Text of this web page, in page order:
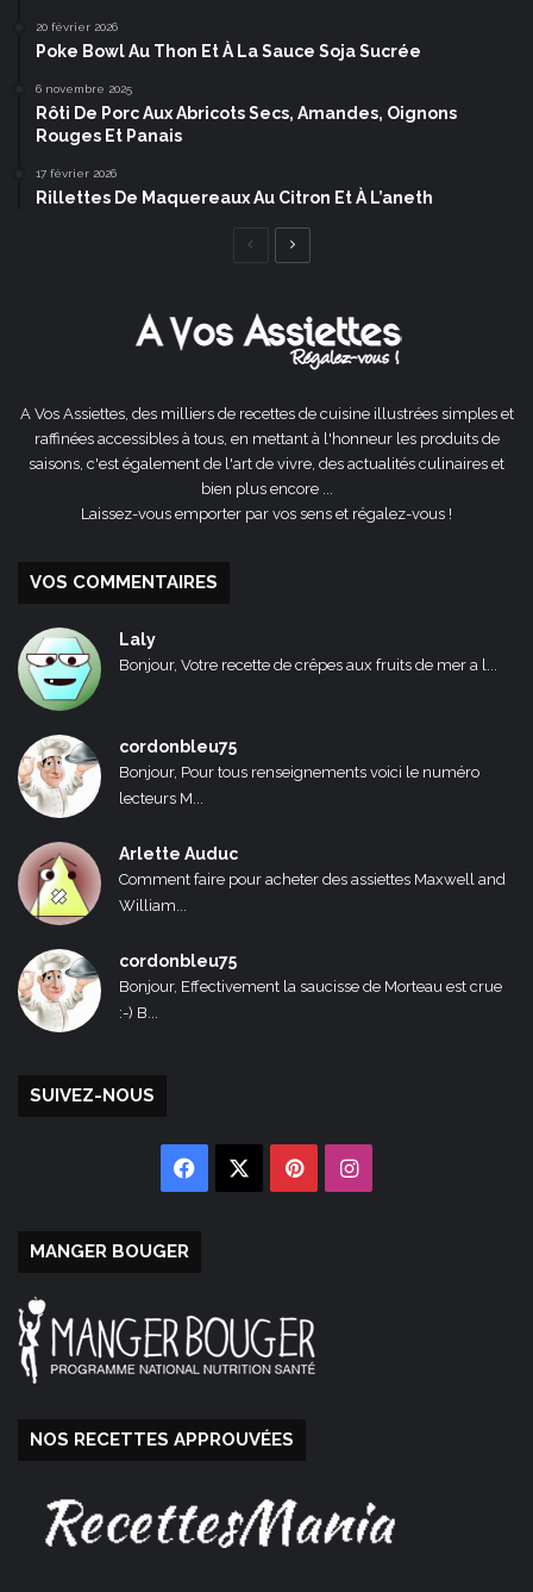
20 février 2026
Poke Bowl Au Thon Et À La Sauce Soja Sucrée
6 novembre 2025
Rôti De Porc Aux Abricots Secs, Amandes, Oignons
Rouges Et Panais
17 février 2026
Rillettes De Maquereaux Au Citron Et À L’aneth
Page
A Vos Assiettes, des milliers de recettes de cuisine illustrées simples et
raffinées accessibles à tous, en mettant à l'honneur les produits de
saisons, c'est également de l'art de vivre, des actualités culinaires et
bien plus encore ...
Laissez-vous emporter par vos sens et régalez-vous !
VOS COMMENTAIRES
Laly
Bonjour, Votre recette de crêpes aux fruits de mer a l...
cordonbleu75
Bonjour, Pour tous renseignements voici le numéro
lecteurs M...
Arlette Auduc
Comment faire pour acheter des assiettes Maxwell and
William...
cordonbleu75
Bonjour, Effectivement la saucisse de Morteau est crue
:-) B...
SUIVEZ-NOUS
Facebook PinterestInstagram
MANGER BOUGER
NOS RECETTES APPROUVÉES